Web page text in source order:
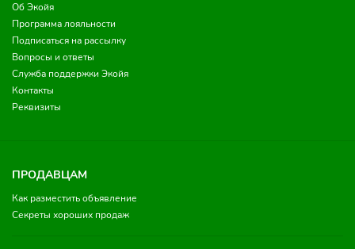
Об Экойя
Программа лояльности
Подписаться на рассылку
Вопросы и ответы
Служба поддержки Экойя
Контакты
Реквизиты
ПРОДАВЦАМ
Как разместить объявление
Секреты хороших продаж